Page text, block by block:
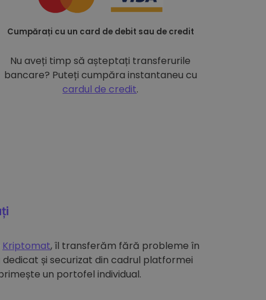
Cumpărați cu un card de debit sau de credit
Nu aveți timp să așteptați transferurile
bancare? Puteți cumpăra instantaneu cu
cardul de credit.
Kriptomat, îl transferăm fără probleme în
și securizat din cadrul platformei
un portofel individual.